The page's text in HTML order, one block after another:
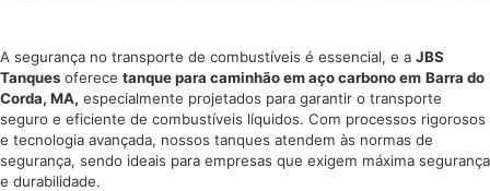
A segurança no transporte de combustíveis é essencial, e a JBS
Tanques oferece tanque para caminhão em aço carbonoem Barra do
Corda, MA, especialmente projetados para garantir o transporte
seguro e eficiente de combustíveis líquidos. Com processos rigorosos
e tecnologia avançada, nossos tanques atendem às normas de
segurança, sendo ideais para empresas que exigem máxima segurança
e durabilidade.